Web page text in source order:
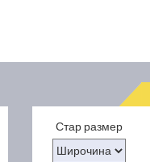
Стар размер